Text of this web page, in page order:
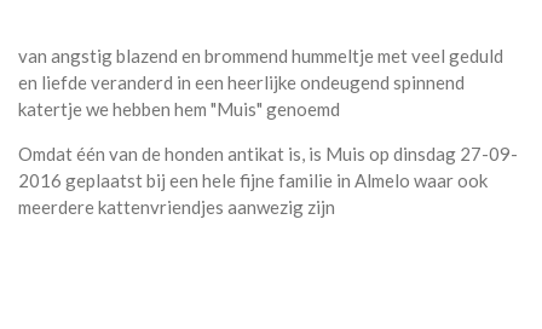
van angstig blazend en brommend hummeltje met veel geduld
en liefde veranderd in een heerlijke ondeugend spinnend
katertje we hebben hem "Muis" genoemd
Omdat één van de honden antikat is, is Muis op dinsdag 27-09-
2016 geplaatst bij een hele fijne familie in Almelo waar ook
meerdere kattenvriendjes aanwezig zijn